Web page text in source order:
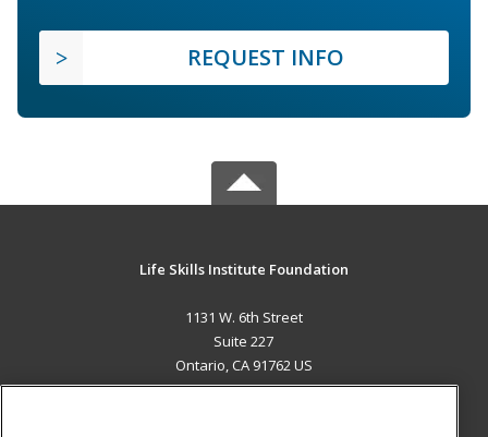
REQUEST INFO
Life Skills Institute Foundation
1131 W. 6th Street
Suite 227
Ontario, CA 91762 US